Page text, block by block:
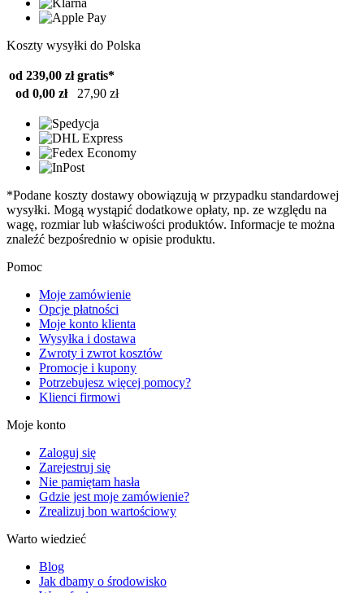
Koszty wysyłki do Polska
od 239,00 zł gratis*
od 0,00 zł
27,90 zł
*Podane koszty dostawy obowiązują w przypadku standardowej
wysyłki. Mogą wystąpić dodatkowe opłaty, np. ze względu na
wagę, rozmiar lub właściwości produktów. Informacje te można
znaleźć bezpośrednio w opisie produktu.
Pomoc
Moje zamówienie
Opcje płatności
Moje konto klienta
Wysyłka i dostawa
Zwroty i zwrot kosztów
Promocje i kupony
Potrzebujesz więcej pomocy?
Klienci firmowi
Moje konto
Zaloguj się
Zarejestruj się
Nie pamiętam hasła
Gdzie jest moje zamówienie?
Zrealizuj bon wartościowy
Warto wiedzieć
Blog
Jak dbamy o środowisko